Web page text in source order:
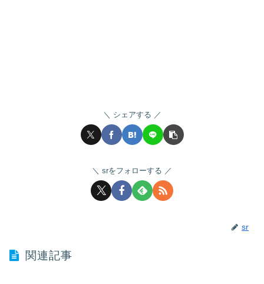
シェアする
srをフォローする
sr
関連記事